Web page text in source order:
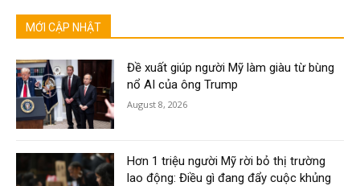
MỚI CẬP NHẬT
Đề xuất giúp người Mỹ làm giàu từ bùng
nổ AI của ông Trump
August 8, 2026
Hơn 1 triệu người Mỹ rời bỏ thị trường
lao động: Điều gì đang đẩy cuộc khủng